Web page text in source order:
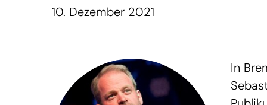
10. Dezember 2021
In